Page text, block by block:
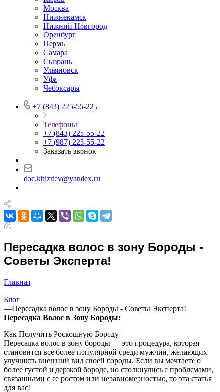
Москва
Нижнекамск
Нижний Новгород
Оренбург
Пермь
Самара
Сызрань
Ульяновск
Уфа
Чебоксары
+7 (843) 225-55-22
Телефоны
+7 (843) 225-55-22
+7 (987) 225-55-22
Заказать звонок
doc.khizriev@yandex.ru
Пересадка волос в зону Бороды -
Советы Эксперта!
Главная
—
Блог
—Пересадка волос в зону Бороды - Советы Эксперта!
Пересадка Волос в Зону Бороды:
Как Получить Роскошную Бороду
Пересадка волос в зону бороды — это процедура, которая
становится все более популярной среди мужчин, желающих
улучшить внешний вид своей бороды. Если вы мечтаете о
более густой и дерзкой бороде, но столкнулись с проблемами,
связанными с ее ростом или неравномерностью, то эта статья
для вас!